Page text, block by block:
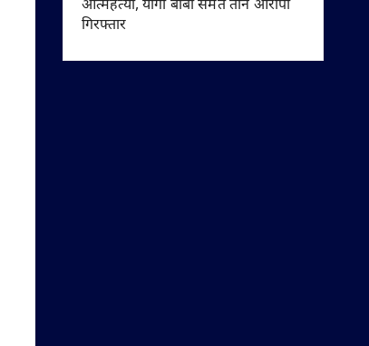
आत्महत्या, योगी बाबा समेत तीन आरोपी
गिरफ्तार